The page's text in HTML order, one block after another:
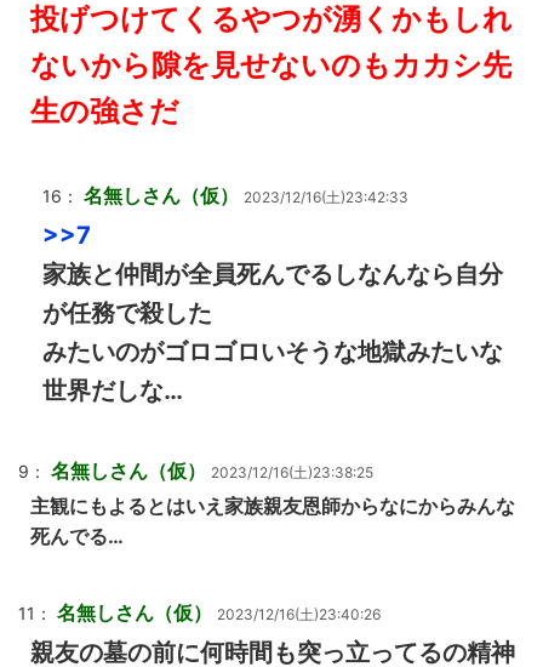
投げつけてくるやつが湧くかもしれ
ないから隙を見せないのもカカシ先
生の強さだ
16： 名無しさん（仮） 2023/12/16(土)23:42:33
>>7
家族と仲間が全員死んでるしなんなら自分
が任務で殺した
みたいのがゴロゴロいそうな地獄みたいな
世界だしな…
9： 名無しさん（仮） 2023/12/16(土)23:38:25
主観にもよるとはいえ家族親友恩師からなにからみんな
死んでる…
11： 名無しさん（仮） 2023/12/16(土)23:40:26
親友の墓の前に何時間も突っ立ってるの精神